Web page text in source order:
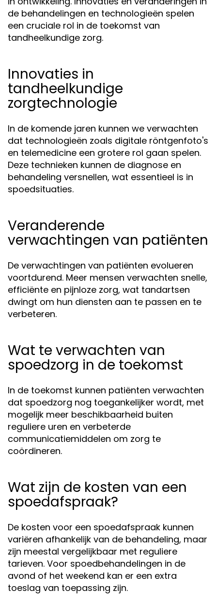
de behandelingen en technologieën spelen
een cruciale rol in de toekomst van
tandheelkundige zorg.
Innovaties in
tandheelkundige
zorgtechnologie
In de komende jaren kunnen we verwachten
dat technologieën zoals digitale röntgenfoto's
en telemedicine een grotere rol gaan spelen.
Deze technieken kunnen de diagnose en
behandeling versnellen, wat essentieel is in
spoedsituaties.
Veranderende
verwachtingen van patiënten
De verwachtingen van patiënten evolueren
voortdurend. Meer mensen verwachten snelle,
efficiënte en pijnloze zorg, wat tandartsen
dwingt om hun diensten aan te passen en te
verbeteren.
Wat te verwachten van
spoedzorg in de toekomst
In de toekomst kunnen patiënten verwachten
dat spoedzorg nog toegankelijker wordt, met
mogelijk meer beschikbaarheid buiten
reguliere uren en verbeterde
communicatiemiddelen om zorg te
coördineren.
Wat zijn de kosten van een
spoedafspraak?
De kosten voor een spoedafspraak kunnen
variëren afhankelijk van de behandeling, maar
zijn meestal vergelijkbaar met reguliere
tarieven. Voor spoedbehandelingen in de
avond of het weekend kan er een extra
toeslag van toepassing zijn.